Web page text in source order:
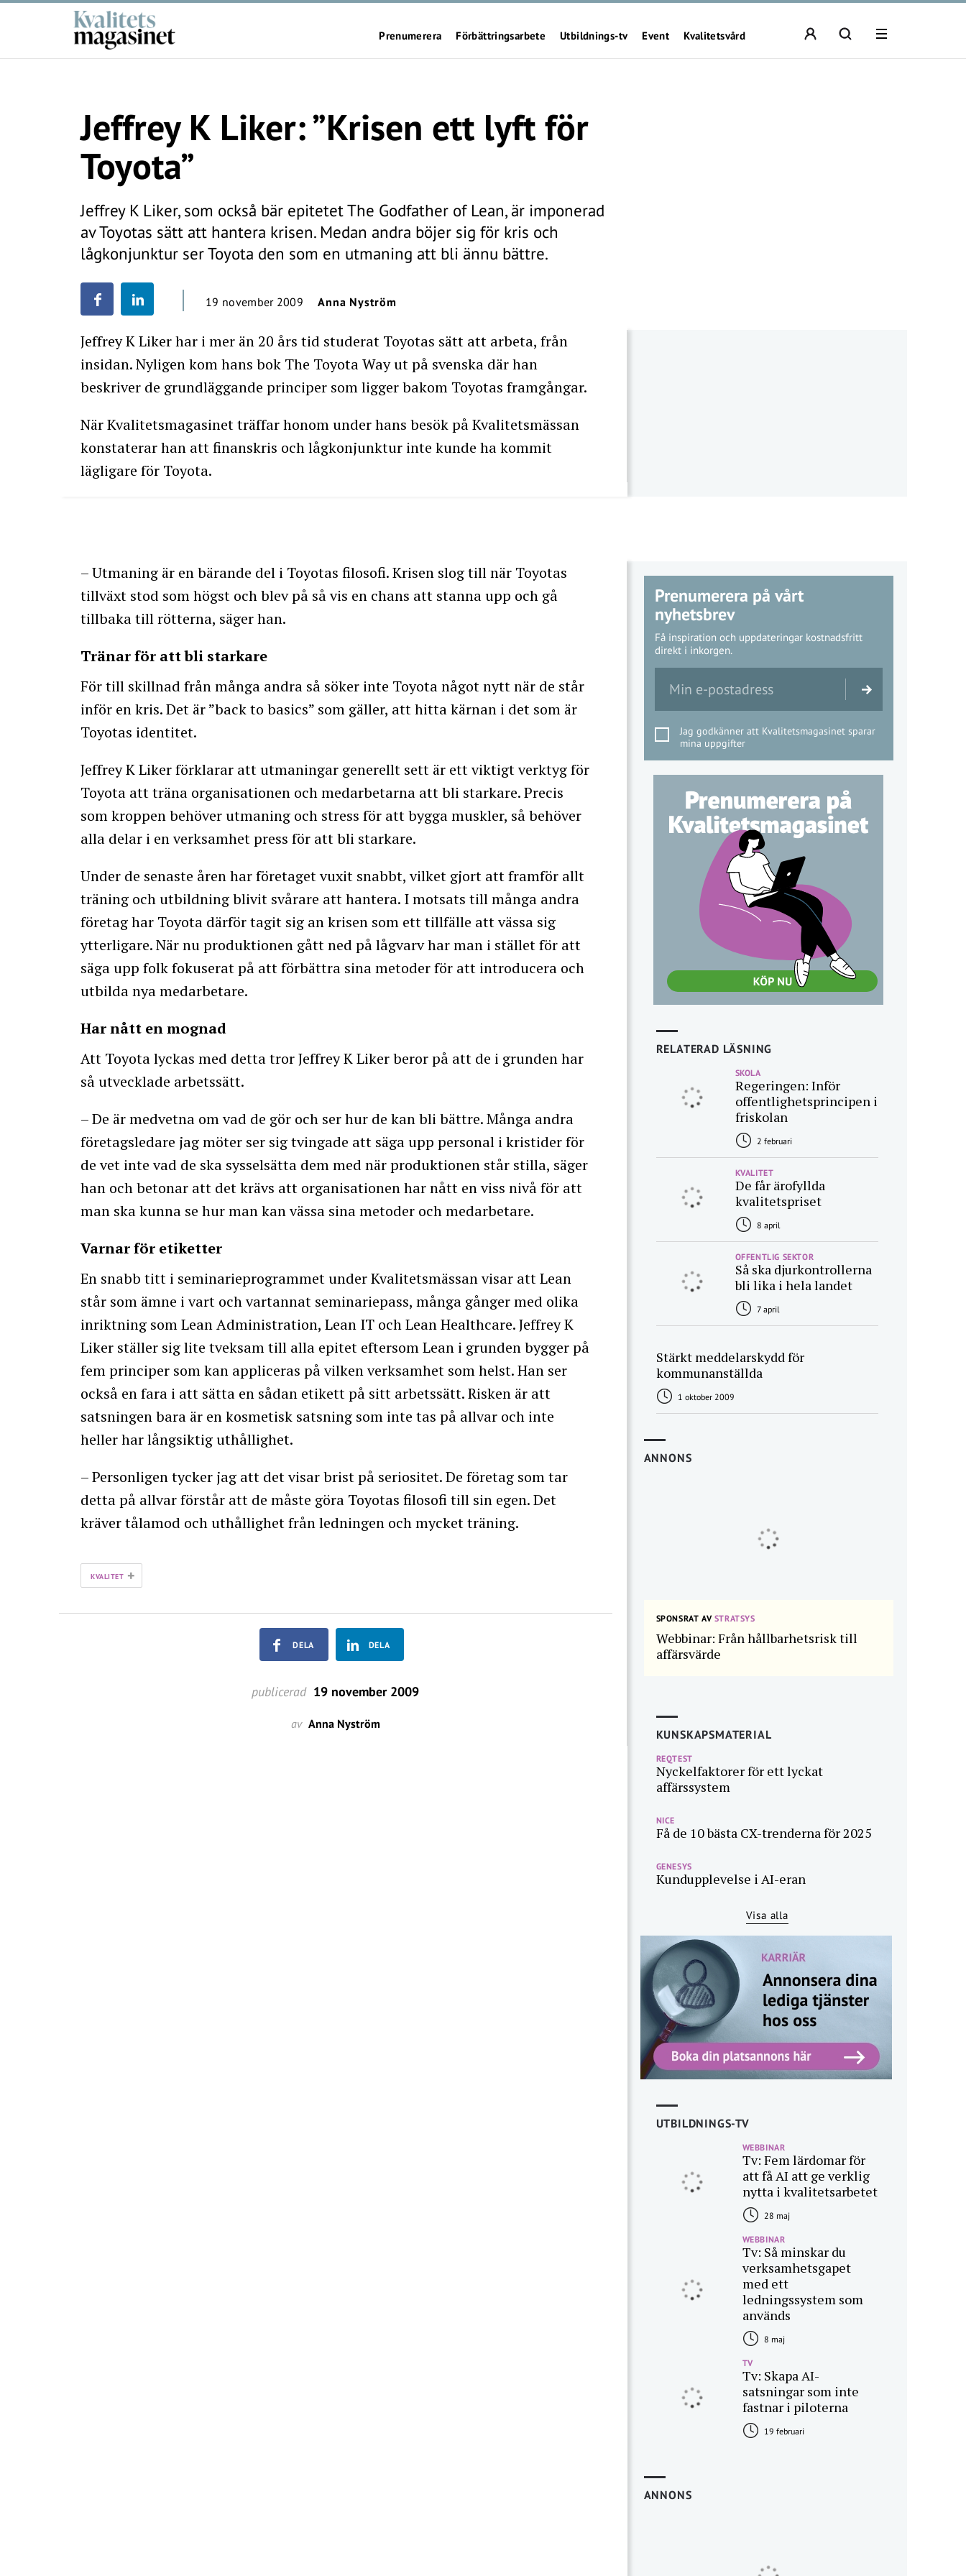
Prenumerera Förbättringsarbete Utbildnings-tv Event Kvalitetsvård
Jeffrey K Liker: ”Krisen ett lyft för
Toyota”
Jeffrey K Liker, som också bär epitetet The Godfather of Lean, är imponerad
av Toyotas sätt att hantera krisen. Medan andra böjer sig för kris och
lågkonjunktur ser Toyota den som en utmaning att bli ännu bättre.
19 november 2009 Anna Nyström
Jeffrey K Liker har i mer än 20 års tid studerat Toyotas sätt att arbeta, från
insidan. Nyligen kom hans bok The Toyota Way ut på svenska där han
beskriver de grundläggande principer som ligger bakom Toyotas framgångar.
När Kvalitetsmagasinet träffar honom under hans besök på Kvalitetsmässan
konstaterar han att finanskris och lågkonjunktur inte kunde ha kommit
lägligare för Toyota.
– Utmaning är en bärande del i Toyotas filosofi. Krisen slog till när Toyotas
tillväxt stod som högst och blev på så vis en chans att stanna upp och gå
tillbaka till rötterna, säger han.
Tränar för att bli starkare
För till skillnad från många andra så söker inte Toyota något nytt när de står
inför en kris. Det är ”back to basics” som gäller, att hitta kärnan i det som är
Toyotas identitet.
Jeffrey K Liker förklarar att utmaningar generellt sett är ett viktigt verktyg för
Toyota att träna organisationen och medarbetarna att bli starkare. Precis
som kroppen behöver utmaning och stress för att bygga muskler, så behöver
alla delar i en verksamhet press för att bli starkare.
Under de senaste åren har företaget vuxit snabbt, vilket gjort att framför allt
träning och utbildning blivit svårare att hantera. I motsats till många andra
företag har Toyota därför tagit sig an krisen som ett tillfälle att vässa sig
ytterligare. När nu produktionen gått ned på lågvarv har man i stället för att
säga upp folk fokuserat på att förbättra sina metoder för att introducera och
utbilda nya medarbetare.
Har nått en mognad
Att Toyota lyckas med detta tror Jeffrey K Liker beror på att de i grunden har
så utvecklade arbetssätt.
– De är medvetna om vad de gör och ser hur de kan bli bättre. Många andra
företagsledare jag möter ser sig tvingade att säga upp personal i kristider för
de vet inte vad de ska sysselsätta dem med när produktionen står stilla, säger
han och betonar att det krävs att organisationen har nått en viss nivå för att
man ska kunna se hur man kan vässa sina metoder och medarbetare.
Varnar för etiketter
En snabb titt i seminarieprogrammet under Kvalitetsmässan visar att Lean
står som ämne i vart och vartannat seminariepass, många gånger med olika
inriktning som Lean Administration, Lean IT och Lean Healthcare. Jeffrey K
Liker ställer sig lite tveksam till alla epitet eftersom Lean i grunden bygger på
fem principer som kan appliceras på vilken verksamhet som helst. Han ser
också en fara i att sätta en sådan etikett på sitt arbetssätt. Risken är att
satsningen bara är en kosmetisk satsning som inte tas på allvar och inte
heller har långsiktig uthållighet.
– Personligen tycker jag att det visar brist på seriositet. De företag som tar
detta på allvar förstår att de måste göra Toyotas filosofi till sin egen. Det
kräver tålamod och uthållighet från ledningen och mycket träning.
KVALITET +
DELA DELA
publicerad 19 november 2009
av Anna Nyström
Prenumerera på vårt
nyhetsbrev
Få inspiration och uppdateringar kostnadsfritt
direkt i inkorgen.
Jag godkänner att Kvalitetsmagasinet sparar
mina uppgifter
RELATERAD LÄSNING
SKOLA
Regeringen: Inför
offentlighetsprincipen i
friskolan
2 februari
KVALITET
De får ärofyllda
kvalitetspriset
8 april
OFFENTLIG SEKTOR
Så ska djurkontrollerna
bli lika i hela landet
7 april
Stärkt meddelarskydd för
kommunanställda
1 oktober 2009
ANNONS
SPONSRAT AVSTRATSYS
Webbinar: Från hållbarhetsrisk till
affärsvärde
KUNSKAPSMATERIAL
REQTEST
Nyckelfaktorer för ett lyckat
affärssystem
NICE
Få de 10 bästa CX-trenderna för 2025
GENESYS
Kundupplevelse i AI-eran
Visa alla
UTBILDNINGS-TV
WEBBINAR
Tv: Fem lärdomar för
att få AI att ge verklig
nytta i kvalitetsarbetet
28 maj
WEBBINAR
Tv: Så minskar du
verksamhetsgapet
med ett
ledningssystem som
används
8 maj
TV
Tv: Skapa AI-
satsningar som inte
fastnar i piloterna
19 februari
ANNONS